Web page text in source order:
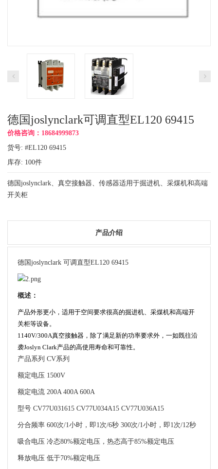
德国joslynclark可调直型EL120 69415
价格咨询：18684999873
货号: #EL120 69415
库存: 100件
德国joslynclark、真空接触器、传感器适用于掘进机、采煤机和高端
开关柜
产品介绍
德国joslynclark 可调直型EL120 69415
概述：
产品外形更小，适用于空间要求很高的掘进机、采煤机和高端开
关柜等设备。
1140V/300A真空接触器， 除了满足新的功率要求外， 一如既往沿
袭Joslyn Clark产品的高使用寿命和可靠性。
产品系列 CV系列
额定电压 1500V
额定电流 200A 400A 600A
型号 CV77U031615 CV77U034A15 CV77U036A15
分合频率 600次/1小时，即1次/6秒 300次/1小时，即1次/12秒
吸合电压 冷态80%额定电压，热态高于85%额定电压
释放电压 低于70%额定电压